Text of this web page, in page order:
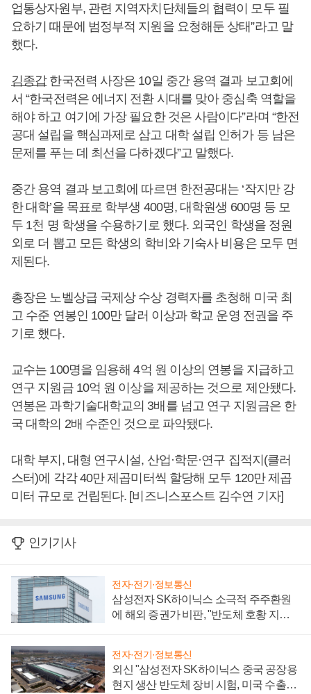
업통상자원부, 관련 지역자치단체들의 협력이 모두 필
요하기 때문에 범정부적 지원을 요청해둔 상태”라고 말
했다.
김종갑한국전력 사장은 10일 중간 용역 결과 보고회에
서 “한국전력은 에너지 전환 시대를 맞아 중심축 역할을
해야 하고 여기에 가장 필요한 것은 사람이다”라며 “한전
공대 설립을 핵심과제로 삼고 대학 설립 인허가 등 남은
문제를 푸는 데 최선을 다하겠다”고 말했다.
중간 용역 결과 보고회에 따르면 한전공대는 ‘작지만 강
한 대학’을 목표로 학부생 400명, 대학원생 600명 등 모
두 1천 명 학생을 수용하기로 했다. 외국인 학생을 정원
외로 더 뽑고 모든 학생의 학비와 기숙사 비용은 모두 면
제된다.
총장은 노벨상급 국제상 수상 경력자를 초청해 미국 최
고 수준 연봉인 100만 달러 이상과 학교 운영 전권을 주
기로 했다.
교수는 100명을 임용해 4억 원 이상의 연봉을 지급하고
연구 지원금 10억 원 이상을 제공하는 것으로 제안됐다.
연봉은 과학기술대학교의 3배를 넘고 연구 지원금은 한
국 대학의 2배 수준인 것으로 파악됐다.
대학 부지, 대형 연구시설, 산업·학문·연구 집적지(클러
스터)에 각각 40만 제곱미터씩 할당해 모두 120만 제곱
미터 규모로 건립된다. [비즈니스포스트 김수연 기자]
인기기사
전자·전기·정보통신
삼성전자 SK하이닉스 소극적 주주환원
에 해외 증권가 비판, "반도체 호황 지속
전자·전기·정보통신
외신 "삼성전자 SK하이닉스 중국 공장용
현지 생산 반도체 장비 시험, 미국 수출통